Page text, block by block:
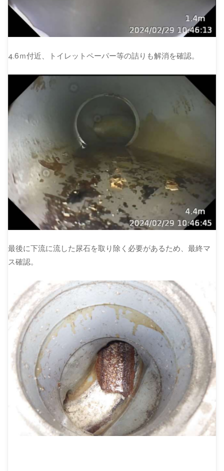
4.6ｍ付近、トイレットペーパー等の詰りも解消を確認。
最後に下流に流した尿石を取り除く必要があるため、最終マ
ス確認。